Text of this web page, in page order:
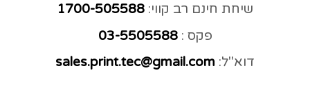
שיחת חינם רב קווי: 1700-505588
פקס :03-5505588
דוא"ל: sales.print.tec@gmail.com